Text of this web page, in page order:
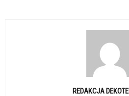
REDAKCJA